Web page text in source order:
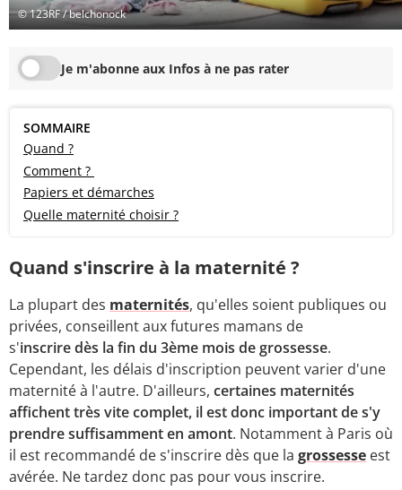
© 123RF / belchonock
Je m'abonne aux Infos à ne pas rater
SOMMAIRE
Quand ?
Comment ?
Papiers et démarches
Quelle maternité choisir ?
Quand s'inscrire à la maternité ?
La plupart des maternités, qu'elles soient publiques ou
privées, conseillent aux futures mamans de
s'inscriredès la fin du 3ème mois de grossesse.
Cependant, les délais d'inscription peuvent varier d'une
maternité à l'autre. D'ailleurs, certaines maternités
affichent très vite complet, il est donc important de s'y
prendre suffisamment en amont. Notamment à Paris où
il est recommandé de s'inscrire dès que la grossesse est
avérée. Ne tardez donc pas pour vous inscrire.